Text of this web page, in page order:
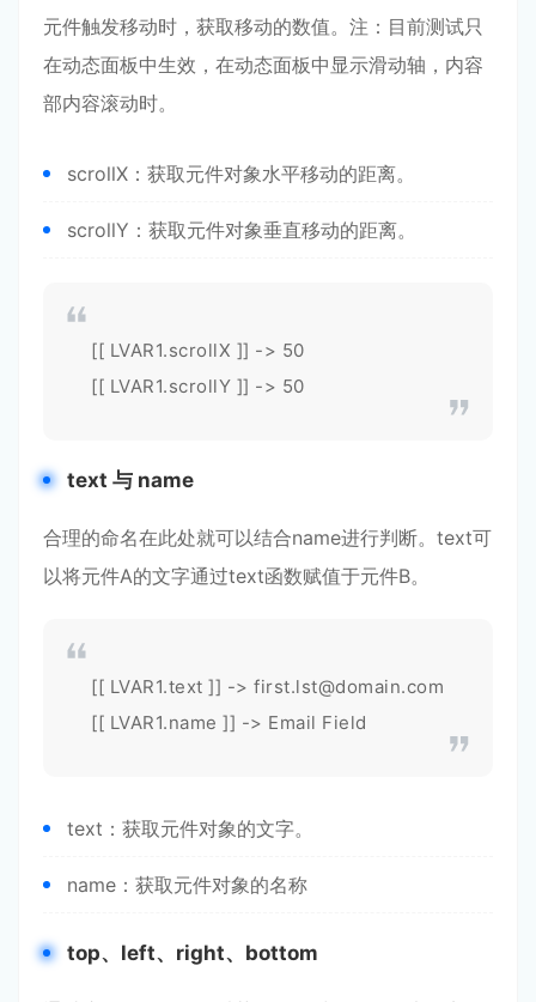
元件触发移动时，获取移动的数值。注：目前测试只
在动态面板中生效，在动态面板中显示滑动轴，内容
部内容滚动时。
scrollX：获取元件对象水平移动的距离。
scrollY：获取元件对象垂直移动的距离。
[[ LVAR1.scrollX ]] -> 50
[[ LVAR1.scrollY ]] -> 50
text 与 name
合理的命名在此处就可以结合name进行判断。text可
以将元件A的文字通过text函数赋值于元件B。
[[ LVAR1.text ]] -> first.lst@domain.com
[[ LVAR1.name ]] -> Email Field
text：获取元件对象的文字。
name：获取元件对象的名称
top、left、right、bottom